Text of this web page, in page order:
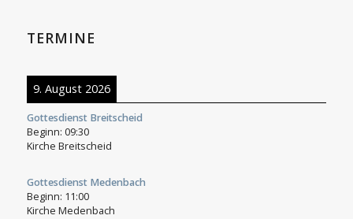
TERMINE
9. August 2026
Gottesdienst Breitscheid
Beginn: 09:30
Kirche Breitscheid
Gottesdienst Medenbach
Beginn: 11:00
Kirche Medenbach